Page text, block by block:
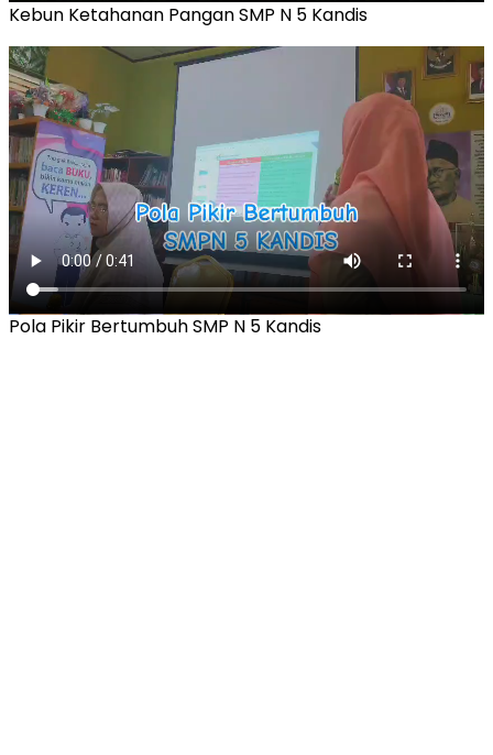
Kebun Ketahanan Pangan SMP N 5 Kandis
Pola Pikir Bertumbuh SMP N 5 Kandis